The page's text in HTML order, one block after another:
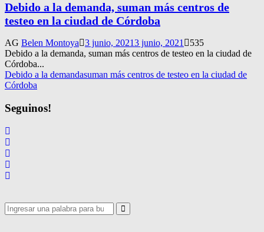
Debido a la demanda, suman más centros de
testeo en la ciudad de Córdoba
AG Belen Montoya 3 junio, 20213 junio, 2021
535
Debido a la demanda, suman más centros de testeo en la ciudad de
Córdoba...
Debido a la demandasuman más centros de testeo en la ciudad de
Córdoba
Seguinos!
Search
for:
Search